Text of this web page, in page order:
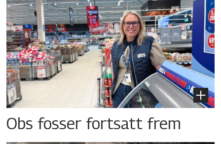
Obs fosser fortsatt frem